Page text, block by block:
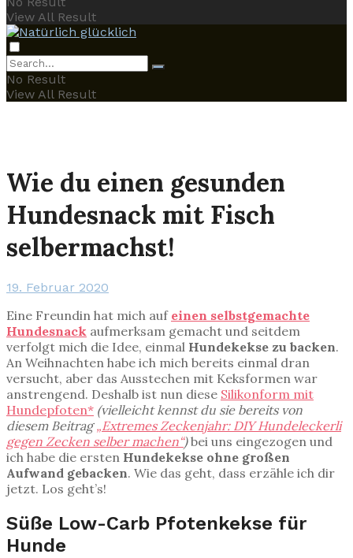
View All Result
No Result
View All Result
Wie du einen gesunden
Hundesnack mit Fisch
selbermachst!
19. Februar 2020
Eine Freundin hat mich auf einen selbstgemachte
Hundesnack aufmerksam gemacht und seitdem
verfolgt mich die Idee, einmal Hundekekse zu backen.
An Weihnachten habe ich mich bereits einmal dran
versucht, aber das Ausstechen mit Keksformen war
anstrengend. Deshalb ist nun diese Silikonform mit
Hundepfoten* (vielleicht kennst du sie bereits von
diesem Beitrag„Extremes Zeckenjahr: DIY Hundeleckerli
gegen Zecken selber machen“)bei uns eingezogen und
ich habe die ersten Hundekekse ohne großen
Aufwand gebacken. Wie das geht, dass erzähle ich dir
jetzt. Los geht’s!
Süße Low-Carb Pfotenkekse für
Hunde